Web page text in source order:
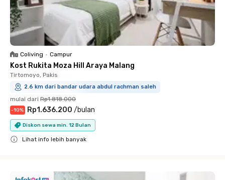
Coliving • Campur
Kost Rukita Moza Hill Araya Malang
Tirtomoyo, Pakis
2.6 km dari bandar udara abdul rachman saleh
mulai dari Rp1.818.000
-10% Rp1.636.200 /bulan
Diskon sewa min. 12 Bulan
Lihat info lebih banyak